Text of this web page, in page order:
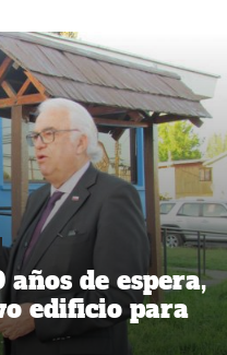
años de espera,
edificio para